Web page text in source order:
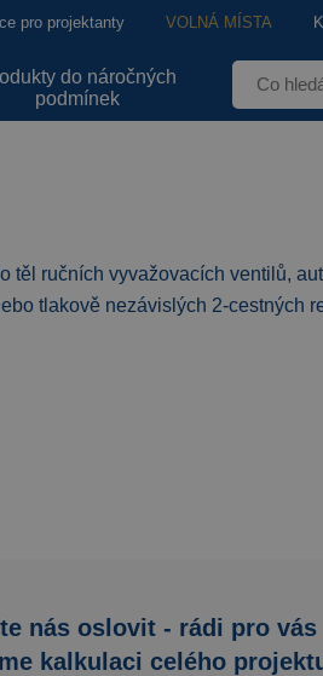
pro projektanty VOLNÁ MÍSTA
do náročných
podmínek
těl ručních vyvažovacích ventilů,
tlakově nezávislých 2-cestných
nás oslovit - rádi pro vás
kalkulaci celého